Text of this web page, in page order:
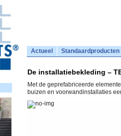
Actueel Standaardproducten
De installatiebekleding –
Met de geprefabriceerde
buizen en voorwandinstallaties